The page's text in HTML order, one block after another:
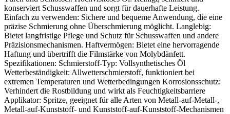
konserviert Schusswaffen und sorgt für dauerhafte Leistung.
Einfach zu verwenden: Sichere und bequeme Anwendung, die eine
präzise Schmierung ohne Überschmierung möglicht. Langlebig:
Bietet langfristige Pflege und Schutz für Schusswaffen und andere
Präzisionsmechanismen. Haftvermögen: Bietet eine hervorragende
Haftung und übertrifft die Filmstärke von Molybdänfett.
Spezifikationen: Schmierstoff-Typ: Vollsynthetisches Öl
Wetterbeständigkeit: Allwetterschmierstoff, funktioniert bei
extremen Temperaturen und Wetterbedingungen Korrosionsschutz:
Verhindert die Rostbildung und wirkt als Feuchtigkeitsbarriere
Applikator: Spritze, geeignet für alle Arten von Metall-auf-Metall-,
Metall-auf-Kunststoff- und Kunststoff-auf-Kunststoff-Mechanismen